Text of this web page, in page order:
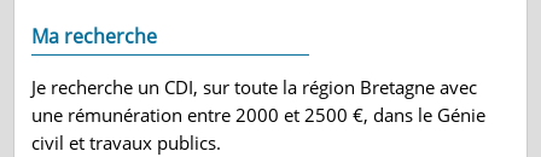
Ma recherche
Je recherche un CDI, sur toute la région Bretagne avec
une rémunération entre 2000 et 2500 €, dans le Génie
civil et travaux publics.